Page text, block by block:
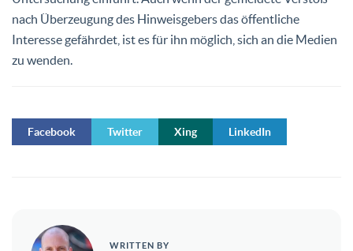
nach Überzeugung des Hinweisgebers das öffentliche
Interesse gefährdet, ist es für ihn möglich, sich an die Medien
zu wenden.
Facebook Twitter Xing LinkedIn
WRITTEN BY